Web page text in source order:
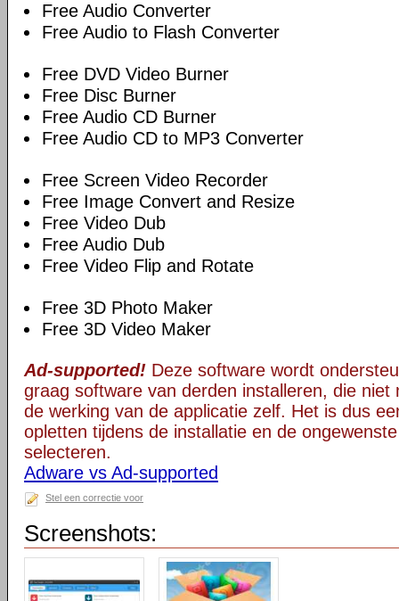
Free Audio Converter
Free Audio to Flash Converter
Free DVD Video Burner
Free Disc Burner
Free Audio CD Burner
Free Audio CD to MP3 Converter
Free Screen Video Recorder
Free Image Convert and Resize
Free Video Dub
Free Audio Dub
Free Video Flip and Rotate
Free 3D Photo Maker
Free 3D Video Maker
Ad-supported! Deze software wordt
graag software van derden installeren, die niet
de werking van de applicatie zelf. Het is dus
opletten tijdens de installatie en de
selecteren.
Adware vs Ad-supported
Stel een correctie voor
Screenshots: